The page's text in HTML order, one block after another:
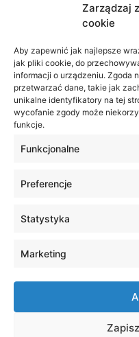
Zarządzaj
cookie
Aby zapewnić jak najlepsze
jak pliki cookie, do
informacji o urządzeniu. Zgoda
przetwarzać dane, takie jak
unikalne identyfikatory na tej
wycofanie zgody może
funkcje.
Funkcjonalne
Preferencje
Statystyka
Marketing
ul.
4
Wszelkie Prawa